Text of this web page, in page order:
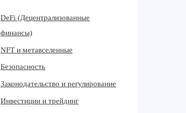
DeFi (Децентрализованные
финансы)
NFT и метавселенные
Безопасность
Законодательство и регулирование
Инвестиции и трейдинг